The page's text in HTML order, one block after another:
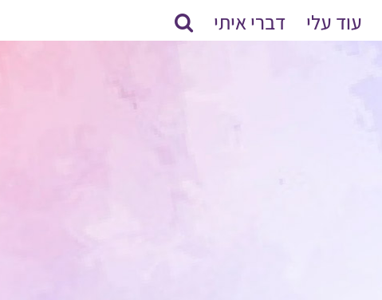
עוד עלי דברי איתי